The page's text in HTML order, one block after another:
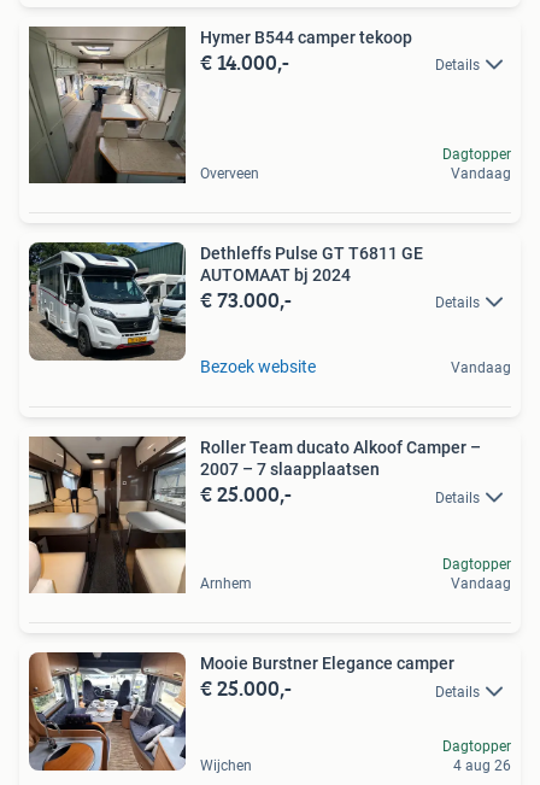
Hymer B544 camper tekoop
€ 14.000,- Details
Overveen
Dagtopper
Vandaag
Dethleffs Pulse GT T6811 GE
AUTOMAAT bj 2024
€ 73.000,- Details
Bezoek website Vandaag
Roller Team ducato Alkoof Camper –
2007 – 7 slaapplaatsen
€ 25.000,- Details
Arnhem
Dagtopper
Vandaag
Mooie Burstner Elegance camper
€ 25.000,- Details
Wijchen
Dagtopper
4 aug 26